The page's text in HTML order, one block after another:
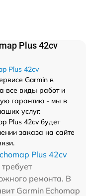
Plus 42cv
Plus 42cv
Garmin в
все виды работ и
гарантию - мы в
услуг.
Plus 42cv будет
заказа на сайте
Plus 42cv
ремонта. В
Garmin Echomap